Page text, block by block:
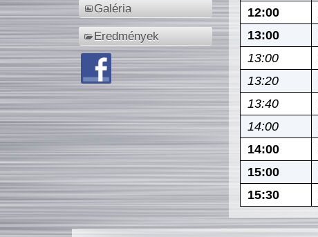
Galéria
Eredmények
12:00
13:00
13:00
13:20
13:40
14:00
14:00
15:00
15:30